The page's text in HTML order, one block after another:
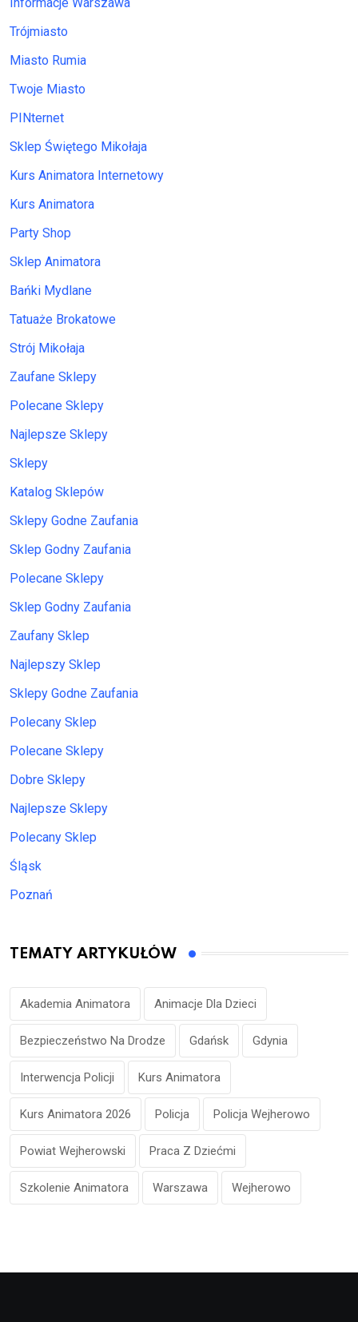
Trójmiasto
Miasto Rumia
Twoje Miasto
PINternet
Sklep Świętego Mikołaja
Kurs Animatora Internetowy
Kurs Animatora
Party Shop
Sklep Animatora
Bańki Mydlane
Tatuaże Brokatowe
Strój Mikołaja
Zaufane Sklepy
Polecane Sklepy
Najlepsze Sklepy
Sklepy
Katalog Sklepów
Sklepy Godne Zaufania
Sklep Godny Zaufania
Polecane Sklepy
Sklep Godny Zaufania
Zaufany Sklep
Najlepszy Sklep
Sklepy Godne Zaufania
Polecany Sklep
Polecane Sklepy
Dobre Sklepy
Najlepsze Sklepy
Polecany Sklep
Śląsk
Poznań
TEMATY ARTYKUŁÓW
Akademia Animatora Animacje Dla Dzieci
Bezpieczeństwo Na Drodze Gdańsk Gdynia
Interwencja Policji Kurs Animatora
Kurs Animatora 2026 Policja Policja Wejherowo
Powiat Wejherowski Praca Z Dziećmi
Szkolenie Animatora Warszawa Wejherowo